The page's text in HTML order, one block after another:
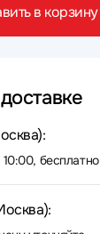
в корзину
10:00, бесплатно